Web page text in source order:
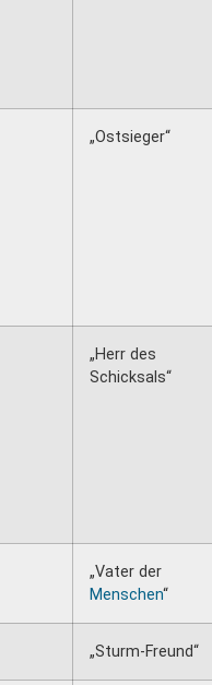
„Ostsieger“
„Herr des
Schicksals“
„Vater der
Menschen“
„Sturm-Freund“